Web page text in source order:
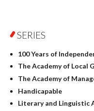
Geography
Linguistics
Judaica
Culture and art
Literary Studies
Mathematics
SERIES
100 Years of
The Academy of Local
The Academy of
Handicapable
Literary and Linguistic